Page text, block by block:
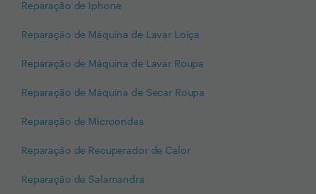
Reparação de Iphone
Reparação de Máquina de Lavar Loiça
Reparação de Máquina de Lavar Roupa
Reparação de Máquina de Secar Roupa
Reparação de Microondas
Reparação de Recuperador de Calor
Reparação de Salamandra